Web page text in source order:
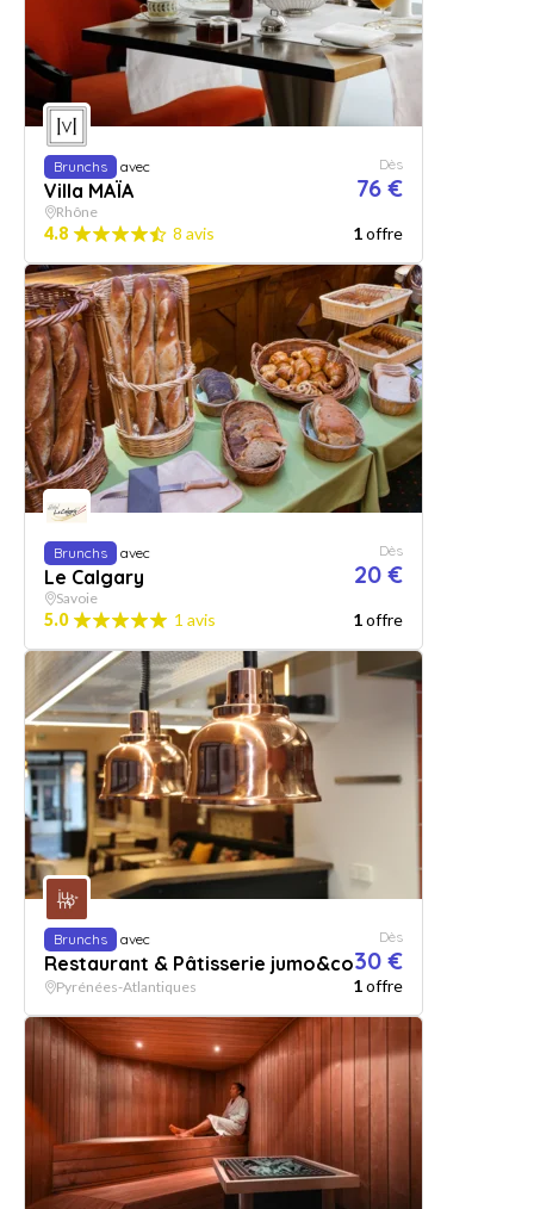
Brunchs avec
Villa MAÏA
Dès
76 €
Rhône
4.8 8 avis 1offre
Brunchs avec
Le Calgary
Dès
20 €
Savoie
5.0 1 avis 1offre
Brunchs avec
Restaurant & Pâtisserie jumo&co
Dès
30 €
Pyrénées-Atlantiques 1offre